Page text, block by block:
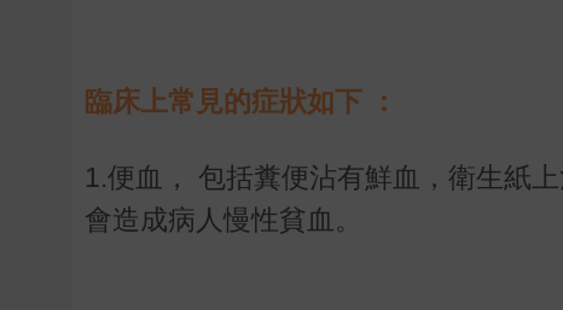
臨床上常見的症狀如下 ：
1.便血， 包括糞便沾有鮮血，衛生紙
會造成病人慢性貧血。